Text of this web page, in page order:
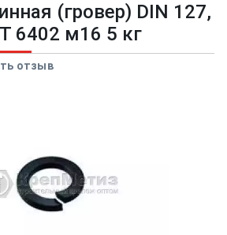
(гровер) DIN 127,
6402 м16 5 кг
отзыв